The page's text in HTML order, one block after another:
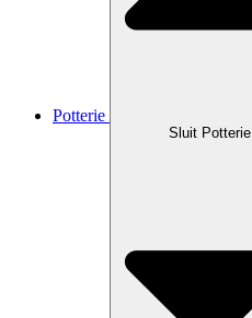
Potterie
Sluit Potterie